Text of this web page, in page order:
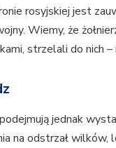
rosyjskiej jest
Wiemy, że
strzelali do nich
jednak
na odstrzał wilków,